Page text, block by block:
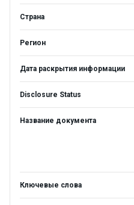
Страна
Регион
Дата раскрытия информации
Disclosure Status
Название документа
Ключевые слова